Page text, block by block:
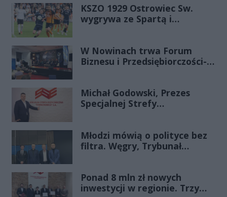
KSZO 1929 Ostrowiec Sw.
wygrywa ze Spartą i
W Nowinach trwa Forum
Biznesu i Przedsiębiorczości-
Michał Godowski, Prezes
Specjalnej Strefy
Porannej Rozmowy Radia
Rekord Świętokrzyskie
Młodzi mówią o polityce bez
filtra. Węgry, Trybunał
zmienia zasady gry
Ponad 8 mln zł nowych
inwestycji w regionie. Trzy